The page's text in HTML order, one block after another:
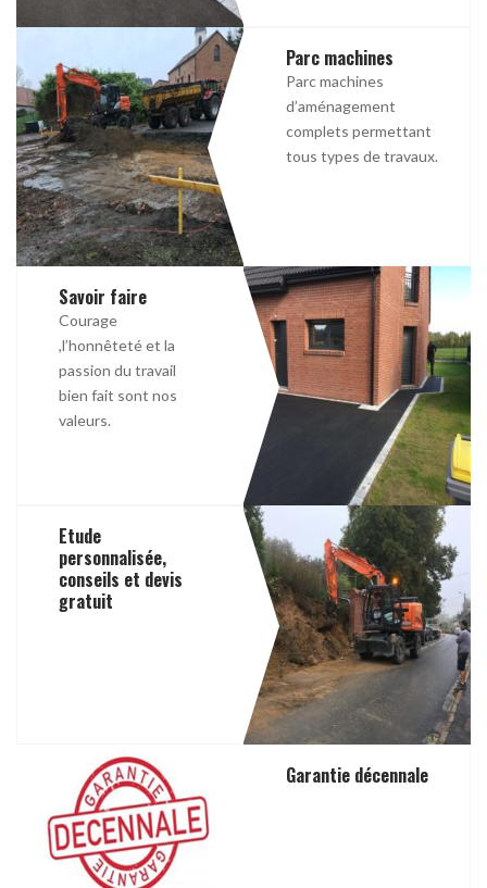
Parc machines
Parc machines
d’aménagement
complets permettant
tous types de travaux.
Savoir faire
Courage
,l’honnêteté et la
passion du travail
bien fait sont nos
valeurs.
Etude
personnalisée,
conseils et devis
gratuit
Garantie décennale